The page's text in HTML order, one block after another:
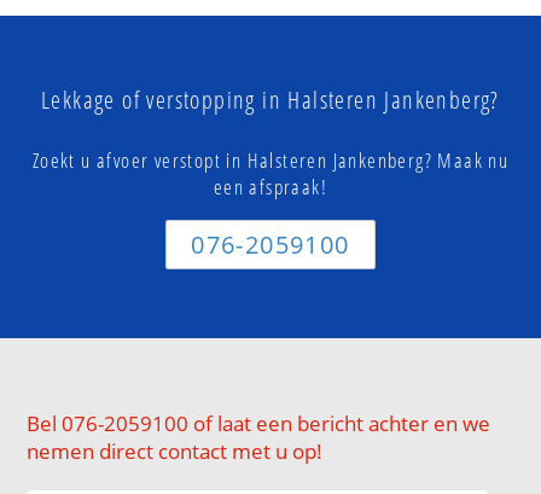
Lekkage of verstopping in Halsteren Jankenberg?
Zoekt u afvoer verstopt in Halsteren Jankenberg? Maak nu
een afspraak!
076-2059100
Bel 076-2059100 of laat een bericht achter en we
nemen direct contact met u op!